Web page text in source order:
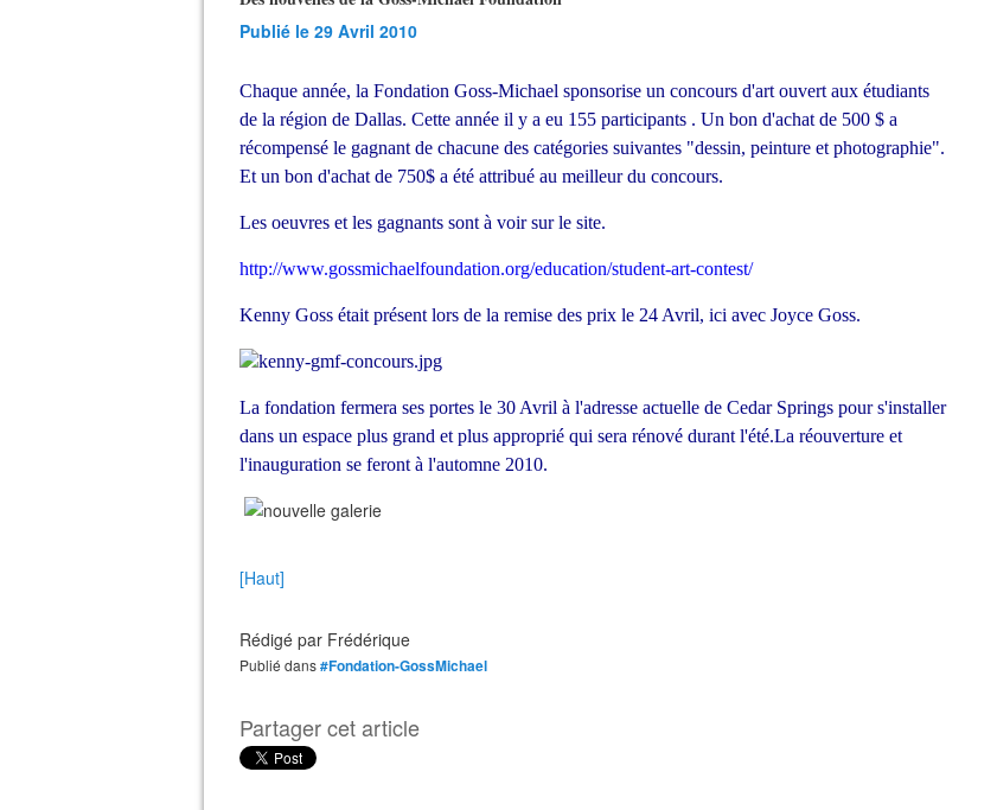
Publié le 29 Avril 2010
Chaque année, la Fondation Goss-Michael sponsorise un concours d'art ouvert aux étudiants
de la région de Dallas. Cette année il y a eu 155 participants . Un bon d'achat de 500 $ a
récompensé le gagnant de chacune des catégories suivantes "dessin, peinture et photographie".
Et un bon d'achat de 750$ a été attribué au meilleur du concours.
Les oeuvres et les gagnants sont à voir sur le site.
http://www.gossmichaelfoundation.org/education/student-art-contest/
Kenny Goss était présent lors de la remise des prix le 24 Avril, ici avec Joyce Goss.
La fondation fermera ses portes le 30 Avril à l'adresse actuelle de Cedar Springs pour s'installer
dans un espace plus grand et plus approprié qui sera rénové durant l'été.La réouverture et
l'inauguration se feront à l'automne 2010.
[Haut]
Rédigé par Frédérique
Publié dans#Fondation-GossMichael
Partager cet article